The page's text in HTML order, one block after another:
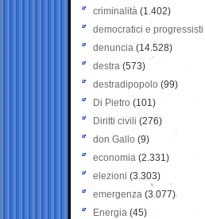
criminalità (1.402)
democratici e progressisti
denuncia (14.528)
destra (573)
destradipopolo (99)
Di Pietro (101)
Diritti civili (276)
don Gallo (9)
economia (2.331)
elezioni (3.303)
emergenza (3.077)
Energia (45)